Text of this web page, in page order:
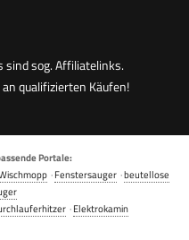
sind sog. Affiliatelinks.
qualifizierten Käufen!
Portale:
·Fenstersauger ·beutellose
·Elektrokamin